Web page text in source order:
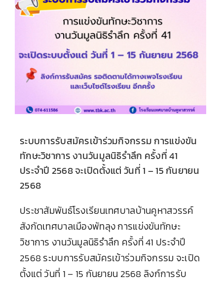
ระบบการรับสมัครเข้าร่วมกิจกรรม การแข่งขัน
ทักษะวิชาการ งานวันมูลนิธิรำลึก ครั้งที่ 41
ประจำปี 2568 จะเปิดตั้งแต่ วันที่ 1 – 15 กันยายน
2568
ประชาสัมพันธ์โรงเรียนเทศบาลบ้านคูหาสวรรค์
สังกัดเทศบาลเมืองพัทลุง การแข่งขันทักษะ
วิชาการ งานวันมูลนิธิรำลึก ครั้งที่ 41 ประจำปี
2568 ระบบการรับสมัครเข้าร่วมกิจกรรม จะเปิด
ตั้งแต่ วันที่ 1 – 15 กันยายน 2568 ลิงก์การรับ